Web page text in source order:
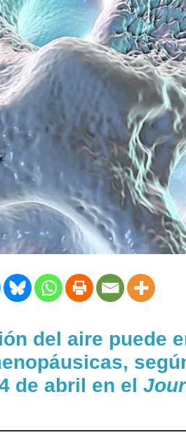
del aire puede
de abril en el